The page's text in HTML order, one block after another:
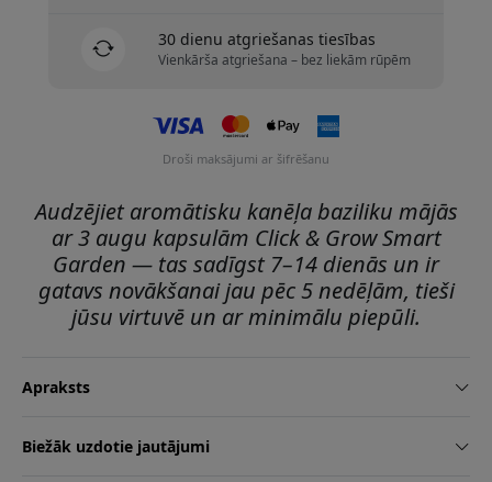
30 dienu atgriešanas tiesības
Vienkārša atgriešana – bez liekām rūpēm
Droši maksājumi ar šifrēšanu
Audzējiet aromātisku kanēļa baziliku mājās
ar 3 augu kapsulām Click & Grow Smart
Garden — tas sadīgst 7–14 dienās un ir
gatavs novākšanai jau pēc 5 nedēļām, tieši
jūsu virtuvē un ar minimālu piepūli.
Apraksts
Biežāk uzdotie jautājumi